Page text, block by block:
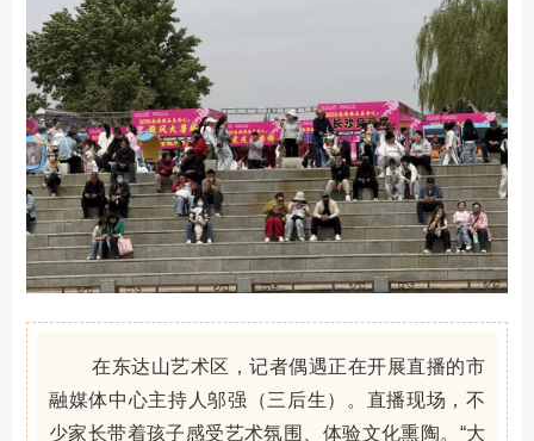
在东达山艺术区，记者偶遇正在开展直播的市
融媒体中心主持人邬强（三后生）。直播现场，不
少家长带着孩子感受艺术氛围、体验文化熏陶。“大